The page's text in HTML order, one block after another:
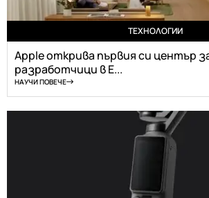
ТЕХНОЛОГИИ
Apple открива първия си център
разработчици в Е...
НАУЧИ ПОВЕЧЕ